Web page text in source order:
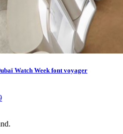
Watch Week font voyager